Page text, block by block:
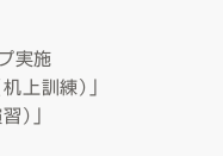
実施
上訓練）」
）」